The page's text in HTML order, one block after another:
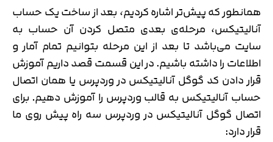
همانطور که پیش‌تر اشاره کردیم، بعد از ساخت یک حساب
آنالیتیکس، مرحله‌ی بعدی متصل کردن آن حساب به
سایت می‌باشد تا بعد از این مرحله بتوانیم تمام آمار و
اطلاعات را داشته باشیم. در این قسمت قصد داریم آموزش
قرار دادن کد گوگل آنالیتیکس در وردپرس یا همان اتصال
حساب آنالیتیکس به قالب وردپرس را آموزش دهیم. برای
اتصال گوگل آنالیتیکس در وردپرس سه راه پیش روی ما
قرار دارد: